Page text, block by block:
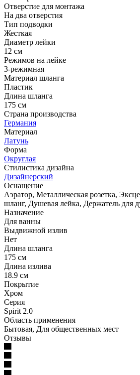
Отверстие для монтажа
На два отверстия
Тип подводки
Жесткая
Диаметр лейки
12 см
Режимов на лейке
3-режимная
Материал шланга
Пластик
Длина шланга
175 см
Страна производства
Германия
Материал
Латунь
Форма
Округлая
Стилистика дизайна
Дизайнерский
Оснащение
Аэратор, Металлическая розетка,
шланг, Душевая лейка, Держатель для
Назначение
Для ванны
Выдвижной излив
Нет
Длина шланга
175 см
Длина излива
18.9 см
Покрытие
Хром
Серия
Spirit 2.0
Область применения
Бытовая, Для общественных мест
Отзывы